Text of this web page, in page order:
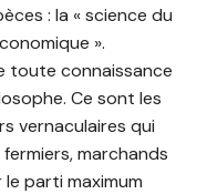
: la « science du
».
toute connaissance
Ce sont les
vernaculaires qui
marchands
parti maximum